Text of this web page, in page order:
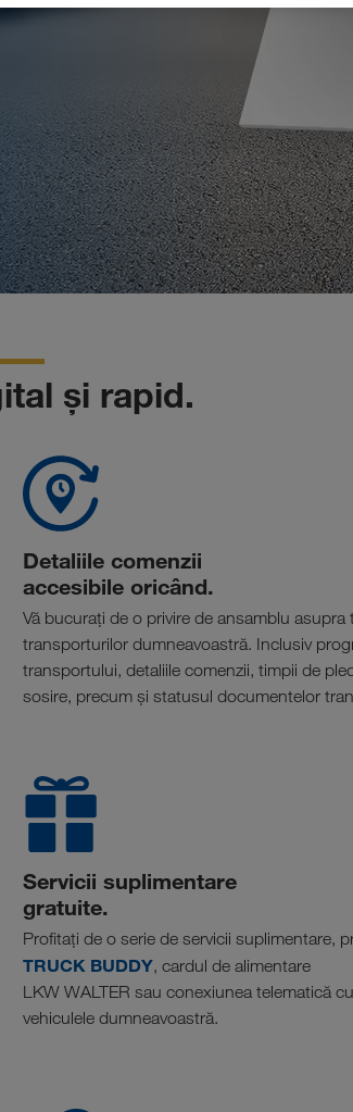
și rapid.
Detaliile comenzii
accesibile oricând.
Vă bucurați de o privire de ansamblu asupra
transporturilor dumneavoastră. Inclusiv
transportului, detaliile comenzii, timpii de
sosire, precum și statusul documentelor
Servicii suplimentare
gratuite.
Profitați de o serie de servicii suplimentare,
TRUCK BUDDY, cardul de alimentare
LKW WALTER sau conexiunea telematică cu
vehiculele dumneavoastră.